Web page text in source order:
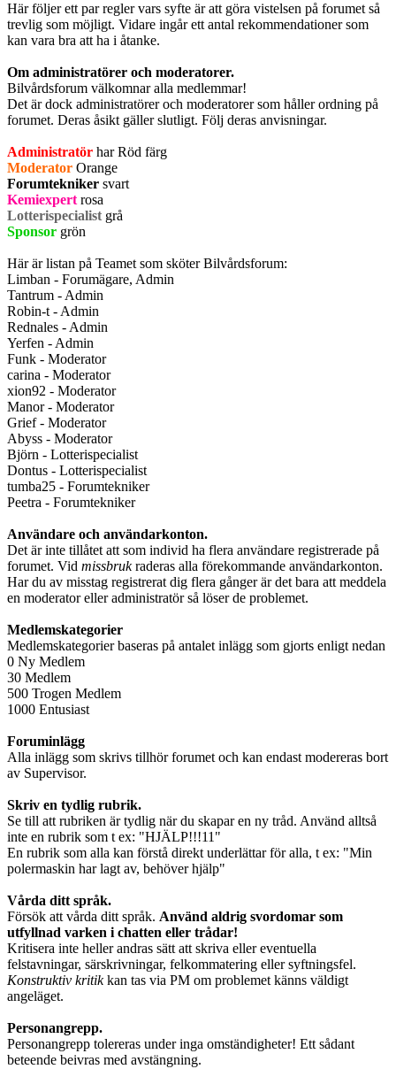
Här följer ett par regler vars syfte är att göra vistelsen på forumet så
trevlig som möjligt. Vidare ingår ett antal rekommendationer som
kan vara bra att ha i åtanke.
Om administratörer och moderatorer.
Bilvårdsforum välkomnar alla medlemmar!
Det är dock administratörer och moderatorer som håller ordning på
forumet. Deras åsikt gäller slutligt. Följ deras anvisningar.
Administratör har Röd färg
Moderator Orange
Forumtekniker svart
Kemiexpert rosa
Lotterispecialist grå
Sponsor grön
Här är listan på Teamet som sköter Bilvårdsforum:
Limban - Forumägare, Admin
Tantrum - Admin
Robin-t - Admin
Rednales - Admin
Yerfen - Admin
Funk - Moderator
carina - Moderator
xion92 - Moderator
Manor - Moderator
Grief - Moderator
Abyss - Moderator
Björn - Lotterispecialist
Dontus - Lotterispecialist
tumba25 - Forumtekniker
Peetra - Forumtekniker
Användare och användarkonton.
Det är inte tillåtet att som individ ha flera användare registrerade på
forumet. Vid missbrukraderas alla förekommande användarkonton.
Har du av misstag registrerat dig flera gånger är det bara att meddela
en moderator eller administratör så löser de problemet.
Medlemskategorier
Medlemskategorier baseras på antalet inlägg som gjorts enligt nedan
0 Ny Medlem
30 Medlem
500 Trogen Medlem
1000 Entusiast
Foruminlägg
Alla inlägg som skrivs tillhör forumet och kan endast modereras bort
av Supervisor.
Skriv en tydlig rubrik.
Se till att rubriken är tydlig när du skapar en ny tråd. Använd alltså
inte en rubrik som t ex: "HJÄLP!!!11"
En rubrik som alla kan förstå direkt underlättar för alla, t ex: "Min
polermaskin har lagt av, behöver hjälp"
Vårda ditt språk.
Försök att vårda ditt språk. Använd aldrig svordomar som
utfyllnad varken i chatten eller trådar!
Kritisera inte heller andras sätt att skriva eller eventuella
felstavningar, särskrivningar, felkommatering eller syftningsfel.
Konstruktiv kritikkan tas via PM om problemet känns väldigt
angeläget.
Personangrepp.
Personangrepp tolereras under inga omständigheter! Ett sådant
beteende beivras med avstängning.